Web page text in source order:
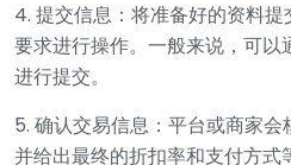
4. 提交信息：将准备好的资料
要求进行操作。一般来说，可以
进行提交。
5. 确认交易信息：平台或商家会
并给出最终的折扣率和支付方